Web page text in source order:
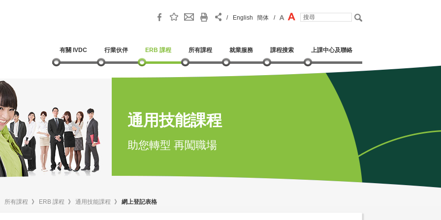
/ English 簡体 /
有關 IVDC 行業伙伴 ERB 課程 所有課程 就業服務 課程搜索 上課中心及聯絡
通用技能課程
助您轉型 再闖職場
所有課程 》 ERB 課程 》 通用技能課程 》 網上登記表格